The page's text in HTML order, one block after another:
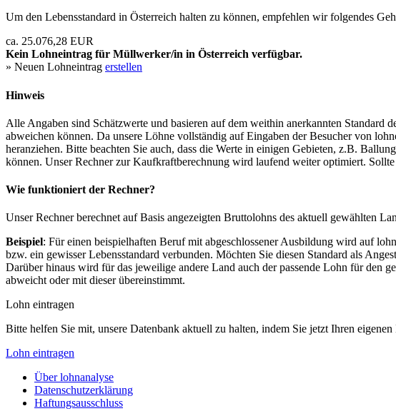
Um den Lebensstandard in Österreich halten zu können, empfehlen wir folgendes
ca. 25.076,28 EUR
Kein Lohneintrag für Müllwerker/in in Österreich verfügbar.
» Neuen Lohneintrag erstellen
Hinweis
Alle Angaben sind Schätzwerte und basieren auf dem weithin anerkannten
abweichen können. Da unsere Löhne vollständig auf Eingaben der Besucher von
heranziehen. Bitte beachten Sie auch, dass die Werte in einigen Gebieten, z.B.
können. Unser Rechner zur Kaufkraftberechnung wird laufend weiter optimiert.
Wie funktioniert der Rechner?
Unser Rechner berechnet auf Basis angezeigten Bruttolohns des aktuell gewählten
Beispiel: Für einen beispielhaften Beruf mit abgeschlossener Ausbildung wird auf
bzw. ein gewisser Lebensstandard verbunden. Möchten Sie diesen Standard als
Darüber hinaus wird für das jeweilige andere Land auch der passende Lohn für
abweicht oder mit dieser übereinstimmt.
Lohn eintragen
Bitte helfen Sie mit, unsere Datenbank aktuell zu halten, indem Sie jetzt Ihren
Lohn eintragen
Über lohnanalyse
Datenschutzerklärung
Haftungsausschluss